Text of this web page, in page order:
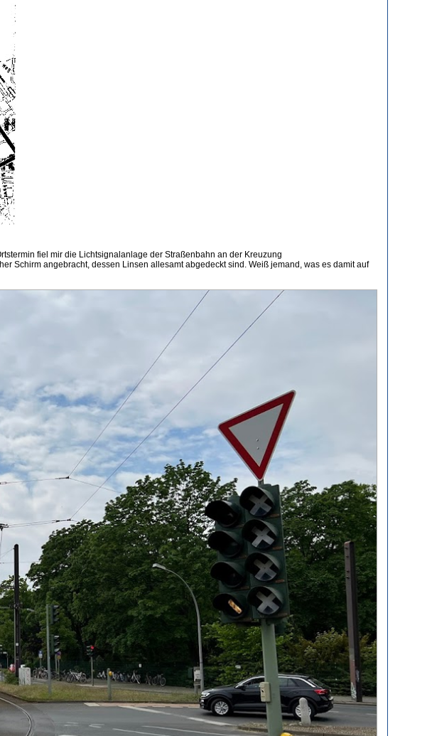
fiel mir die Lichtsignalanlage der Straßenbahn an der Kreuzung
Schirm angebracht, dessen Linsen allesamt abgedeckt sind. Weiß jemand, was es damit auf